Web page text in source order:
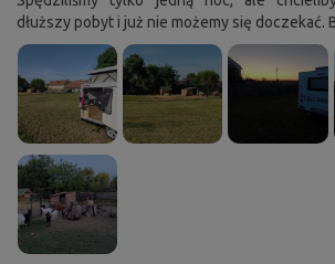
dłuższy pobyt i już nie możemy się doczekać.